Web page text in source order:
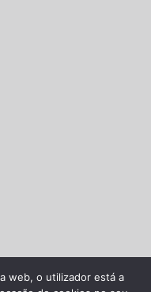
web, o utilizador está a